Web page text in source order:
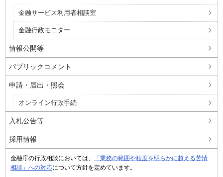
金融サービス利用者相談室
金融行政モニター
情報公開等
パブリックコメント
申請・届出・照会
オンライン行政手続
入札公告等
採用情報
金融庁の行政相談においては、
「業務の範囲や程度を明らかに超える苦情
相談」への対応について方針を定めています。